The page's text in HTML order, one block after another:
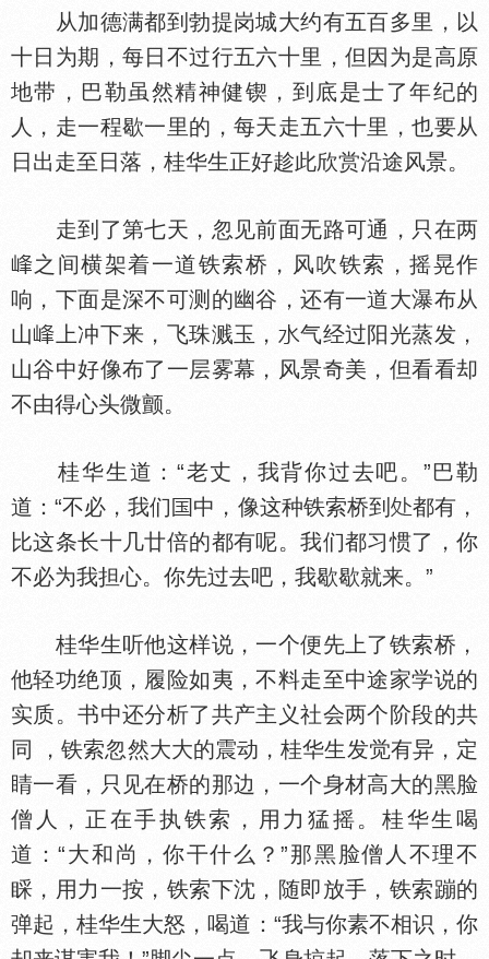
从加德满都到勃提岗城大约有五百多里，以
十日为期，每日不过行五六十里，但因为是高原
地带，巴勒虽然精神健锲，到底是士了年纪的
人，走一程歇一里的，每天走五六十里，也要从
日出走至日落，桂华生正好趁此欣赏沿途风景。
走到了第七天，忽见前面无路可通，只在两
之间横架着一道铁索桥，风吹铁索，摇晃作
响，下面是深不可测的幽谷，还有一道大瀑布从
山
上冲下来，飞珠溅玉，
气经过阳光蒸发，
山谷中好像布了一层雾幕，风景奇美，但看看却
不由得心头微颤。
桂华生道：“老丈，我背你过去吧。”巴勒
道：“不必，我们
中，像这种铁索桥到
都有，
比这条长十几廿倍的都有呢。我们都习惯了，你
不必为我担心。你先过去吧，我歇歇就来。”
桂华生听他这样说，一个便先上了铁索桥，
他轻功绝顶，履险如夷，不料走至中途家学说的
实质。书中还分析了共产主义社会两个阶段的共
同 ，铁索忽然大大的震动，桂华生发觉有异，定
睛一看，只见在桥的那边，一个身材高大的黑脸
僧人，正在手执铁索，用力猛摇。桂华生喝
道：“大和尚，你干什么？”那黑脸僧人不理不
睬，用力一按，铁索下沈，随即放手，铁索蹦的
弹起，桂华生大怒，喝道：“我与你素不相识，你